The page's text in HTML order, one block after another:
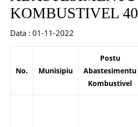
KOMBUSTIVEL 40
Data : 01-11-2022
No. Munisipiu
Postu
Abastesimentu
Kombustivel